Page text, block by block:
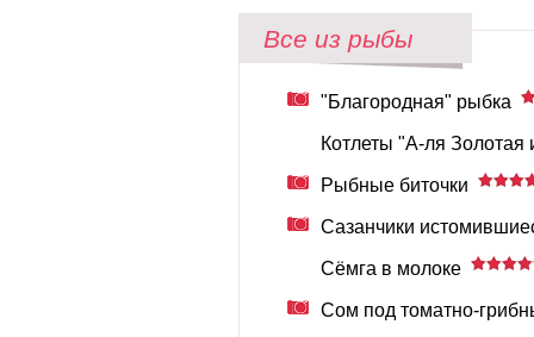
Все из рыбы
"Благородная" рыбка
Котлеты "А-ля Золотая
Рыбные биточки
Сазанчики
Сёмга в молоке
Сом под томатно-